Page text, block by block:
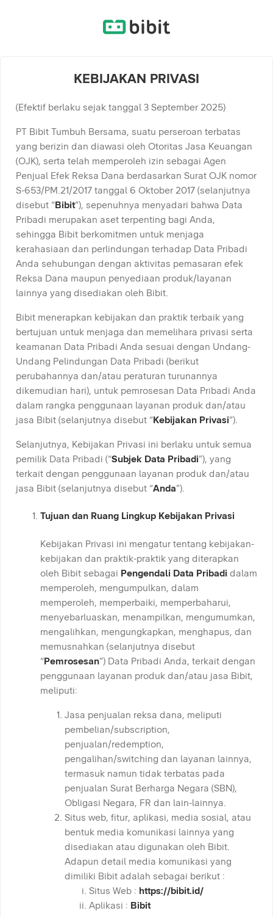
KEBIJAKAN PRIVASI
(Efektif berlaku sejak tanggal 3 September 2025)
PT Bibit Tumbuh Bersama, suatu perseroan terbatas
yang berizin dan diawasi oleh Otoritas Jasa Keuangan
(OJK), serta telah memperoleh izin sebagai Agen
Penjual Efek Reksa Dana berdasarkan Surat OJK nomor
S-653/PM.21/2017 tanggal 6 Oktober 2017 (selanjutnya
disebut “Bibit”), sepenuhnya menyadari bahwa Data
Pribadi merupakan aset terpenting bagi Anda,
sehingga Bibit berkomitmen untuk menjaga
kerahasiaan dan perlindungan terhadap Data Pribadi
Anda sehubungan dengan aktivitas pemasaran efek
Reksa Dana maupun penyediaan produk/layanan
lainnya yang disediakan oleh Bibit.
Bibit menerapkan kebijakan dan praktik terbaik yang
bertujuan untuk menjaga dan memelihara privasi serta
keamanan Data Pribadi Anda sesuai dengan Undang-
Undang Pelindungan Data Pribadi (berikut
perubahannya dan/atau peraturan turunannya
dikemudian hari), untuk pemrosesan Data Pribadi Anda
dalam rangka penggunaan layanan produk dan/atau
jasa Bibit (selanjutnya disebut “Kebijakan Privasi”).
Selanjutnya, Kebijakan Privasi ini berlaku untuk semua
pemilik Data Pribadi (“Subjek Data Pribadi”), yang
terkait dengan penggunaan layanan produk dan/atau
jasa Bibit (selanjutnya disebut “Anda”).
Tujuan dan Ruang Lingkup Kebijakan Privasi
Kebijakan Privasi ini mengatur tentang kebijakan-
kebijakan dan praktik-praktik yang diterapkan
oleh Bibit sebagai Pengendali Data Pribadi dalam
memperoleh, mengumpulkan, dalam
memperoleh, memperbaiki, memperbaharui,
menyebarluaskan, menampilkan, mengumumkan,
mengalihkan, mengungkapkan, menghapus, dan
memusnahkan (selanjutnya disebut
“Pemrosesan”) Data Pribadi Anda, terkait dengan
penggunaan layanan produk dan/atau jasa Bibit,
meliputi:
Jasa penjualan reksa dana, meliputi
pembelian/subscription,
penjualan/redemption,
pengalihan/switching dan layanan lainnya,
termasuk namun tidak terbatas pada
penjualan Surat Berharga Negara (SBN),
Obligasi Negara, FR dan lain-lainnya.
Situs web, fitur, aplikasi, media sosial, atau
bentuk media komunikasi lainnya yang
disediakan atau digunakan oleh Bibit.
Adapun detail media komunikasi yang
dimiliki Bibit adalah sebagai berikut :
Situs Web : https://bibit.id/
Aplikasi : Bibit